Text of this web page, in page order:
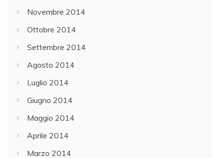
Novembre 2014
Ottobre 2014
Settembre 2014
Agosto 2014
Luglio 2014
Giugno 2014
Maggio 2014
Aprile 2014
Marzo 2014